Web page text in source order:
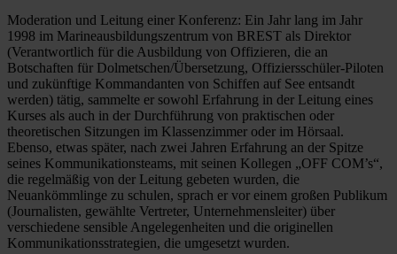
Moderation und Leitung einer Konferenz: Ein Jahr lang im Jahr
1998 im Marineausbildungszentrum von BREST als Direktor
(Verantwortlich für die Ausbildung von Offizieren, die an
Botschaften für Dolmetschen/Übersetzung, Offiziersschüler-Piloten
und zukünftige Kommandanten von Schiffen auf See entsandt
werden) tätig, sammelte er sowohl Erfahrung in der Leitung eines
Kurses als auch in der Durchführung von praktischen oder
theoretischen Sitzungen im Klassenzimmer oder im Hörsaal.
Ebenso, etwas später, nach zwei Jahren Erfahrung an der Spitze
seines Kommunikationsteams, mit seinen Kollegen „OFF COM’s“,
die regelmäßig von der Leitung gebeten wurden, die
Neuankömmlinge zu schulen, sprach er vor einem großen Publikum
(Journalisten, gewählte Vertreter, Unternehmensleiter) über
verschiedene sensible Angelegenheiten und die originellen
Kommunikationsstrategien, die umgesetzt wurden.